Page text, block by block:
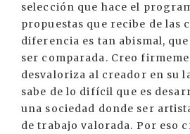
selección que hace el
propuestas que recibe de las
diferencia es tan abismal,
ser comparada. Creo
desvaloriza al creador en su
sabe de lo difícil que es
una sociedad donde ser
de trabajo valorada. Por eso